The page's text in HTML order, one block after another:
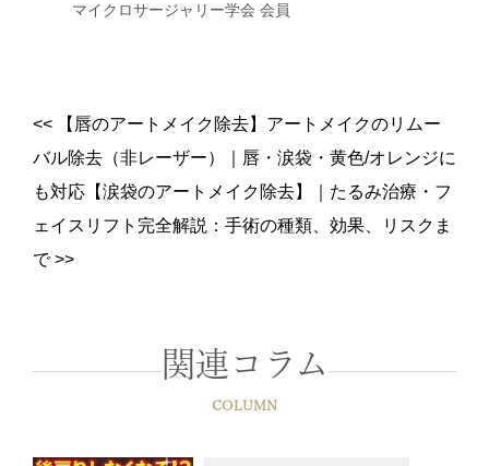
マイクロサージャリー学会 会員
<<【唇のアートメイク除去】アートメイクのリムー
バル除去（非レーザー）｜唇・涙袋・黄色/オレンジに
も対応【涙袋のアートメイク除去】
たるみ治療・フ
ェイスリフト完全解説：手術の種類、効果、リスクま
で>>
関連コラム
COLUMN